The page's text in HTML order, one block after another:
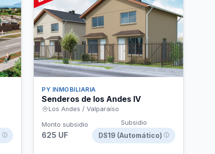
ⓘ
PY INMOBILIARIA
Senderos de los Andes IV
Los Andes / Valparaíso
Monto subsidio
625 UF
Subsidio
DS19 (Automático) ⓘ